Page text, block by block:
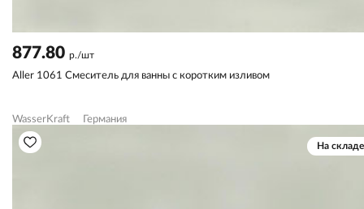
877.80 р./шт
Aller 1061 Смеситель для ванны с коротким изливом
WasserKraft Германия
На складе